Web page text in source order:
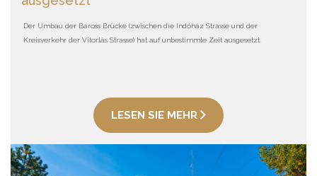
Der Umbau der Baross Brücke (zwischen die Indóház Strasse und der
Kreisverkehr der Vitorlás Strasse) hat auf unbestimmte Zeit ausgesetzt.
LESEN SIE MEHR